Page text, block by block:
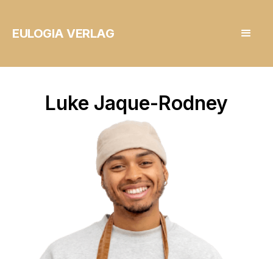
EULOGIA VERLAG
Luke Jaque-Rodney